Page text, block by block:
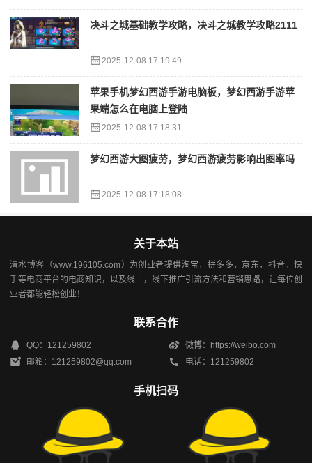
决斗之城基础教学攻略，决斗之城教学攻略2111
2025-12-08 17:19:49
苹果手机梦幻西游手游电脑板，梦幻西游手游苹
果端怎么在电脑上登陆
2025-12-08 17:18:31
梦幻西游大图疲劳，梦幻西游疲劳影响出图率吗
2025-12-08 17:18:08
关于本站
清水博客（www.196105.com）为创业者提供淘宝，拼多多，京东，抖音，快
手等电商平台的电商知识，以及线上，线下推广引流方法和营销思路，让每位创
业者都能轻松创业！
联系合作
QQ：121259802
微博：https://weibo.com
邮箱：121259802@qq.com
电话：121259802
手机扫码